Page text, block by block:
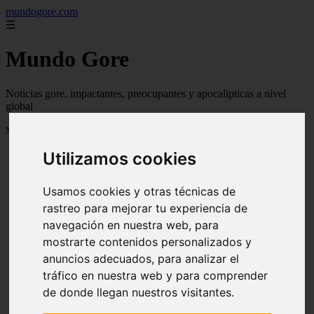
Utilizamos cookies
Usamos cookies y otras técnicas de
rastreo para mejorar tu experiencia de
navegación en nuestra web, para
mostrarte contenidos personalizados y
anuncios adecuados, para analizar el
tráfico en nuestra web y para comprender
de donde llegan nuestros visitantes.
mundogore.com
☰
Mundo Gore
Noticias gore, impactantes, preocupantes y apocalipticas a nivel
global
Mostrando 1 - 24 de 237 artículos